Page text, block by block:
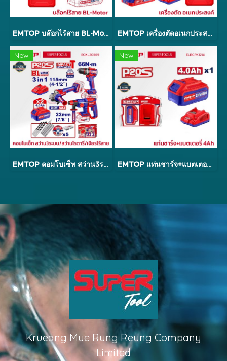
EMTOP บล๊อกไร้สาย BL-Motor รุ่น ECIWL2040 EMTOP เครื่องตัดอเนกประสงค์ ขัด/ตัด/เจาะ รุ่น ELMF20221
New
EMTOP คอมโบเซ็ท สว่าน3ระบบ/สว่านโรตารี่/เจียรไร้สาย รุ่น ECKL20369
New
EMTOP แท่นชาร์จ+แบตเตอรี่ 4Ah รุ่น ELBCPK1214
Krueang Mue Rung Reung Company
Limited